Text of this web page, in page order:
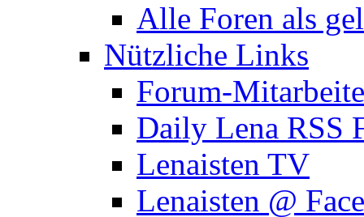
Alle Foren als
Nützliche Links
Forum-
Daily Lena RSS
Lenaisten TV
Lenaisten @